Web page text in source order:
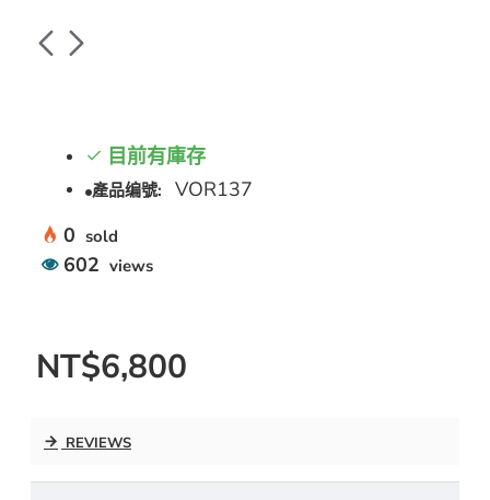
目前有庫存
產品编號:
VOR137
0 sold
602 views
NT$6,800
REVIEWS